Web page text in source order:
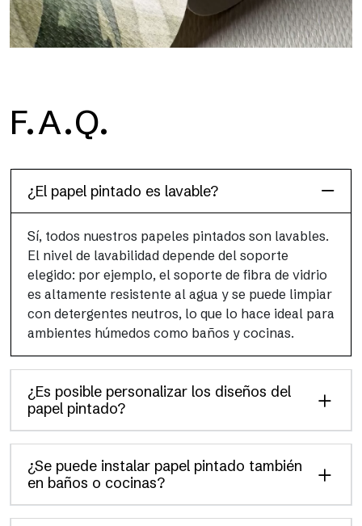
H2O es el papel pintado de baño de fibra de vidrio
impermeable, ideal para cabinas de ducha y ambientes
F.A.Q.
¿El papel pintado es lavable?
Sí, todos nuestros papeles pintados son lavables.
El nivel de lavabilidad depende del soporte
elegido: por ejemplo, el soporte de fibra de vidrio
es altamente resistente al agua y se puede limpiar
con detergentes neutros, lo que lo hace ideal para
ambientes húmedos como baños y cocinas.
¿Es posible personalizar los diseños del
papel pintado?
¿Se puede instalar papel pintado también
en baños o cocinas?